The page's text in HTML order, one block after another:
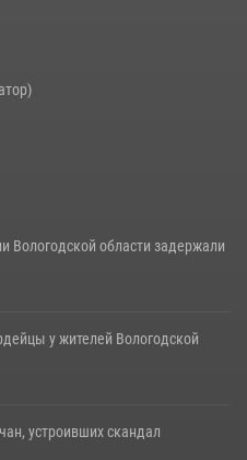
МУЖЧИНУ,
В ГОСТИНИЦЕ
Вологодской области задержали
у жителей Вологодской
устроивших скандал